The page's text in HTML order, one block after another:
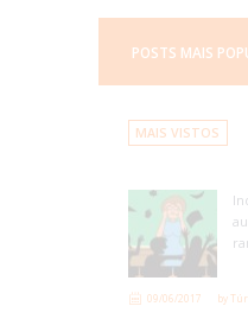
POSTS MAIS
MAIS VISTOS
09/06/2017 by